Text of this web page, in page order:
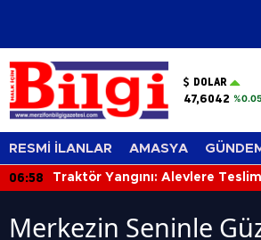
DOLAR
47,6042 %0.05
RESMİ İLANLAR AMASYA
06:58
Traktör Yangını: Alevlere
Merkezin Seninle